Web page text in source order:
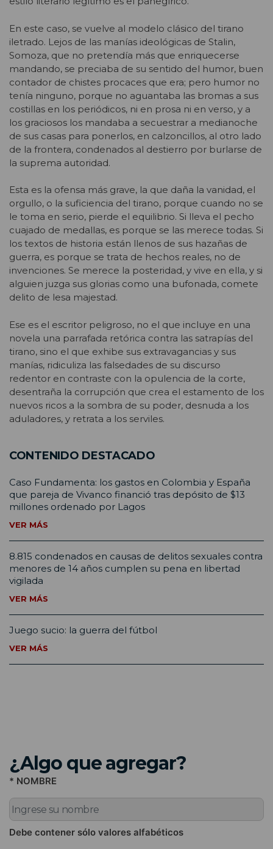
En este caso, se vuelve al modelo clásico del tirano
iletrado. Lejos de las manías ideológicas de Stalin,
Somoza, que no pretendía más que enriquecerse
mandando, se preciaba de su sentido del humor, buen
contador de chistes procaces que era; pero humor no
tenía ninguno, porque no aguantaba las bromas a sus
costillas en los periódicos, ni en prosa ni en verso, y a
los graciosos los mandaba a secuestrar a medianoche
de sus casas para ponerlos, en calzoncillos, al otro lado
de la frontera, condenados al destierro por burlarse de
la suprema autoridad.
Esta es la ofensa más grave, la que daña la vanidad, el
orgullo, o la suficiencia del tirano, porque cuando no se
le toma en serio, pierde el equilibrio. Si lleva el pecho
cuajado de medallas, es porque se las merece todas. Si
los textos de historia están llenos de sus hazañas de
guerra, es porque se trata de hechos reales, no de
invenciones. Se merece la posteridad, y vive en ella, y si
alguien juzga sus glorias como una bufonada, comete
delito de lesa majestad.
Ese es el escritor peligroso, no el que incluye en una
novela una parrafada retórica contra las satrapías del
tirano, sino el que exhibe sus extravagancias y sus
manías, ridiculiza las falsedades de su discurso
redentor en contraste con la opulencia de la corte,
desentraña la corrupción que crea el estamento de los
nuevos ricos a la sombra de su poder, desnuda a los
aduladores, y retrata a los serviles.
CONTENIDO DESTACADO
Caso Fundamenta: los gastos en Colombia y España
que pareja de Vivanco financió tras depósito de $13
millones ordenado por Lagos
VER MÁS
8.815 condenados en causas de delitos sexuales contra
menores de 14 años cumplen su pena en libertad
vigilada
VER MÁS
Juego sucio: la guerra del fútbol
VER MÁS
¿Algo que agregar?
* NOMBRE
Debe contener sólo valores alfabéticos